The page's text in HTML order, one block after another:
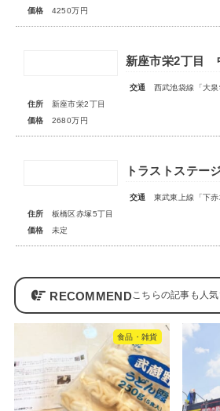
価格
4250万円
新座市栄2丁目
交通
西武池袋線「大泉学
住所
新座市栄2丁目
価格
2680万円
交通
東武東上線「下
住所
板橋区赤塚5丁目
価格
未定
RECOMMEND
食品・雑貨